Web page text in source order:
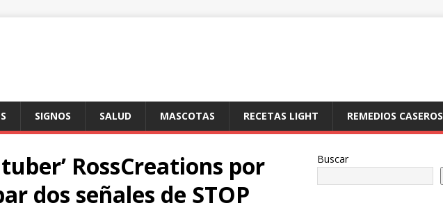
SIGNOS SALUD MASCOTAS RECETAS LIGHT REMEDIOS CASEROS
RossCreations por
dos señales de STOP
Buscar